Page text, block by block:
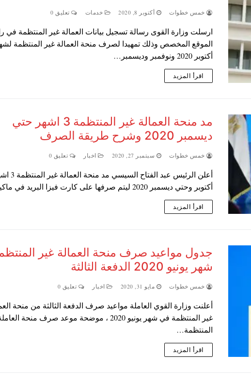
خمس خطوات أكتوبر 8, 2020 خدمات تعليق 0
ارسلت وزارة القوى رسالة تسجيل بيانات العمالة غير المنتظمة في
الموقع المخصص وذلك تمهيدا لصرف منحة العمالة غير المنتظمة
أكتوبر 2020 ونوفمبر وديسمبر…
اقرأ المزيد
مد منحة العمالة غير المنتظمة 3 اشهر حتي
ديسمبر 2020 وشرح طريقة الصرف
خمس خطوات سبتمبر 27, 2020 اخبار تعليق 0
أعلن الرئيس عبد
أكتوبر وحتي ديسمبر 2020 ليتم صرفها على كارت فيزا البريد في ماكينات…
اقرأ المزيد
جدول مواعيد صرف منحة العمالة غير
شهر يونيو 2020 الدفعة الثالثة
خمس خطوات مايو 31, 2020 اخبار تعليق 0
أعلنت وزارة القوي العاملة مواعيد صرف الدفعة الثالثة من منحة
غير المنتظمة في شهر يونيو 2020 ، موضحة موعد صرف منحة
المنتظمة…
اقرأ المزيد